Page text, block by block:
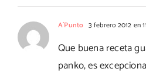
A´Punto 3 febrero 2012 en
Que buena receta
panko, es